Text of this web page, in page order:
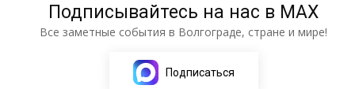
Подписывайтесь на нас в МАХ
Все заметные события в Волгограде, стране и мире!
Подписаться